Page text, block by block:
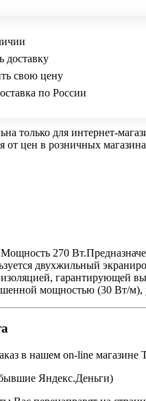
доставку
свою цену
по России
только для интернет-
от цен в розничных
270
двухжильный
гарантирующей
мощностью (30 Вт/м),
в нашем on-line магазине
Яндекс.Деньги)